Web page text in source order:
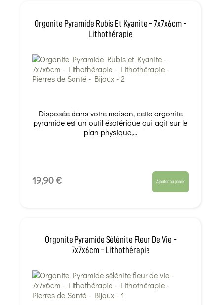
Orgonite Pyramide Rubis Et Kyanite - 7x7x6cm -
Lithothérapie
Disposée dans votre maison, cette orgonite
pyramide est un outil ésotérique qui agit sur le
plan physique,...
19,90 € Ajouter au panier
Orgonite Pyramide Sélénite Fleur De Vie -
7x7x6cm - Lithothérapie